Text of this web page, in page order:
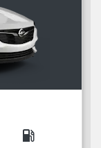
local_gas_station